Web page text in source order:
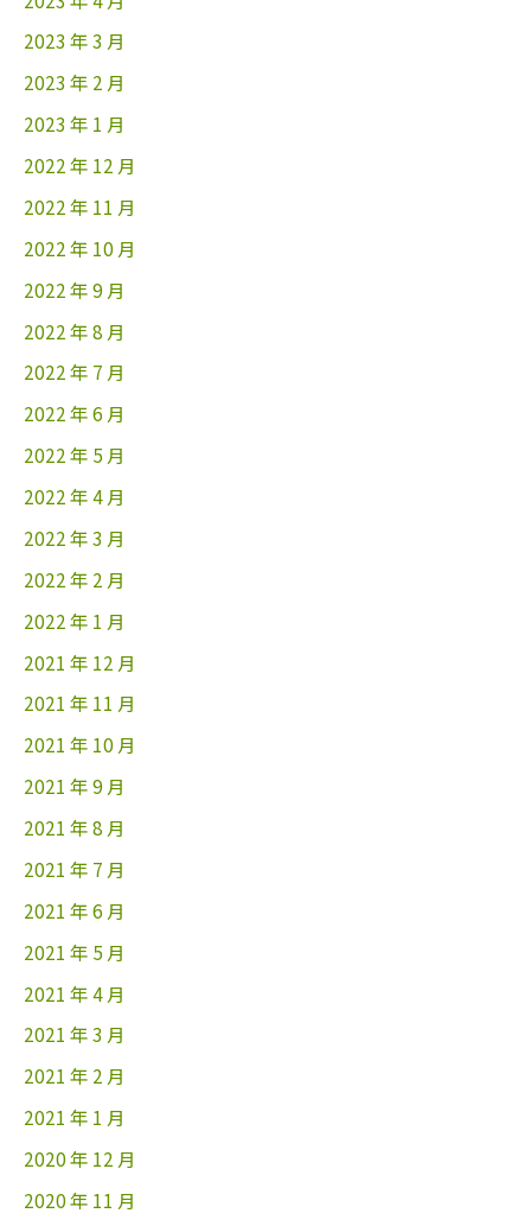
2023 年 3 月
2023 年 2 月
2023 年 1 月
2022 年 12 月
2022 年 11 月
2022 年 10 月
2022 年 9 月
2022 年 8 月
2022 年 7 月
2022 年 6 月
2022 年 5 月
2022 年 4 月
2022 年 3 月
2022 年 2 月
2022 年 1 月
2021 年 12 月
2021 年 11 月
2021 年 10 月
2021 年 9 月
2021 年 8 月
2021 年 7 月
2021 年 6 月
2021 年 5 月
2021 年 4 月
2021 年 3 月
2021 年 2 月
2021 年 1 月
2020 年 12 月
2020 年 11 月